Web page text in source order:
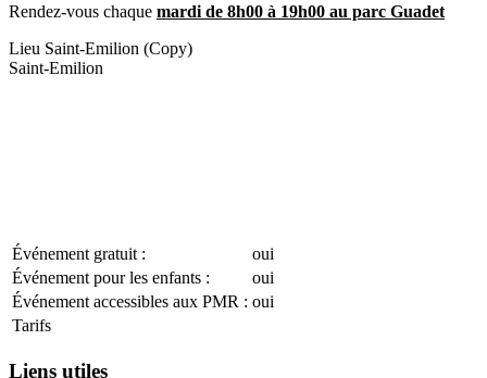
Rendez-vous chaque mardi de 8h00 à 19h00 au parc Guadet
Lieu Saint-Emilion (Copy)
Saint-Emilion
Événement gratuit :
oui
Événement pour les enfants :
oui
Événement accessibles aux PMR : oui
Tarifs
Liens utiles